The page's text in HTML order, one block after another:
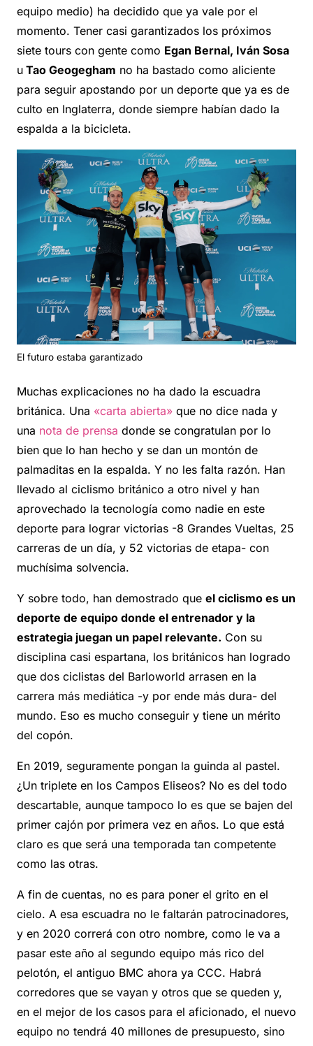
equipo medio) ha decidido que ya vale por el
momento. Tener casi garantizados los próximos
siete tours con gente como Egan Bernal, Iván Sosa
u Tao Geogegham no ha bastado como aliciente
para seguir apostando por un deporte que ya es de
culto en Inglaterra, donde siempre habían dado la
espalda a la bicicleta.
El futuro estaba garantizado
Muchas explicaciones no ha dado la escuadra
británica. Una «carta abierta» que no dice nada y
una nota de prensa donde se congratulan por lo
bien que lo han hecho y se dan un montón de
palmaditas en la espalda. Y no les falta razón. Han
llevado al ciclismo británico a otro nivel y han
aprovechado la tecnología como nadie en este
deporte para lograr victorias -8 Grandes Vueltas, 25
carreras de un día, y 52 victorias de etapa- con
muchísima solvencia.
Y sobre todo, han demostrado que el ciclismo es un
deporte de equipo donde el entrenador y la
estrategia juegan un papel relevante. Con su
disciplina casi espartana, los británicos han logrado
que dos ciclistas del Barloworld arrasen en la
carrera más mediática -y por ende más dura- del
mundo. Eso es mucho conseguir y tiene un mérito
del copón.
En 2019, seguramente pongan la guinda al pastel.
¿Un triplete en los Campos Eliseos? No es del todo
descartable, aunque tampoco lo es que se bajen del
primer cajón por primera vez en años. Lo que está
claro es que será una temporada tan competente
como las otras.
A fin de cuentas, no es para poner el grito en el
cielo. A esa escuadra no le faltarán patrocinadores,
y en 2020 correrá con otro nombre, como le va a
pasar este año al segundo equipo más rico del
pelotón, el antiguo BMC ahora ya CCC. Habrá
corredores que se vayan y otros que se queden y,
en el mejor de los casos para el aficionado, el nuevo
equipo no tendrá 40 millones de presupuesto, sino